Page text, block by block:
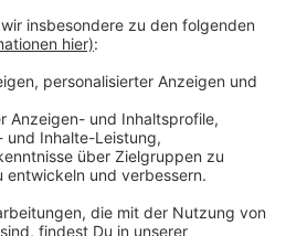
aus Leverkusen
starten mit